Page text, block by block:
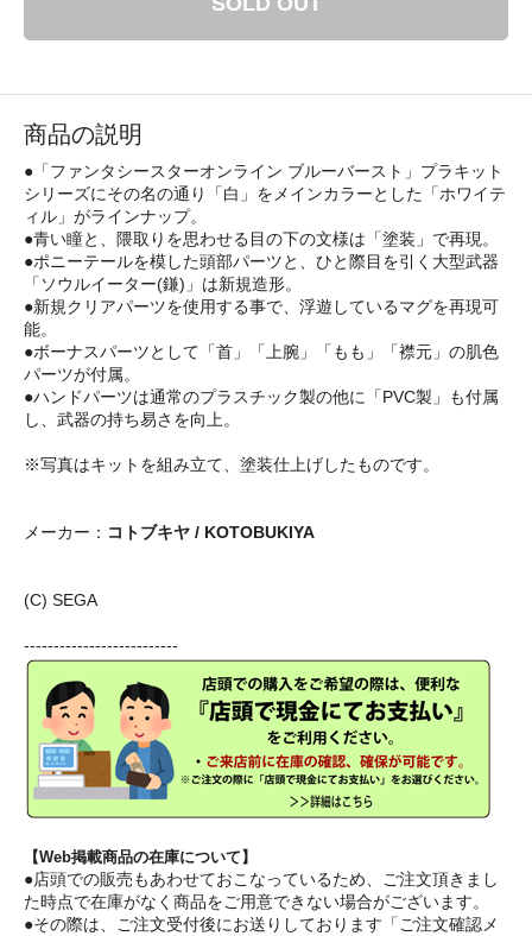
商品の説明
●「ファンタシースターオンライン ブルーバースト」プラキット
シリーズにその名の通り「白」をメインカラーとした「ホワイテ
ィル」がラインナップ。
●青い瞳と、隈取りを思わせる目の下の文様は「塗装」で再現。
●ポニーテールを模した頭部パーツと、ひと際目を引く大型武器
「ソウルイーター(鎌)」は新規造形。
●新規クリアパーツを使用する事で、浮遊しているマグを再現可
能。
●ボーナスパーツとして「首」「上腕」「もも」「襟元」の肌色
パーツが付属。
●ハンドパーツは通常のプラスチック製の他に「PVC製」も付属
し、武器の持ち易さを向上。
※写真はキットを組み立て、塗装仕上げしたものです。
メーカー： コトブキヤ / KOTOBUKIYA
(C) SEGA
--------------------------
【Web掲載商品の在庫について】
●店頭での販売もあわせておこなっているため、ご注文頂きまし
た時点で在庫がなく商品をご用意できない場合がございます。
●その際は、ご注文受付後にお送りしております「ご注文確認メ